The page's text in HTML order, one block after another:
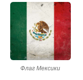
Флаг Мексики